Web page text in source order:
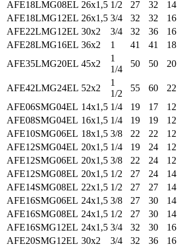
AFE18LMG08EL 26x1,5 1/2 27 32 14
AFE18LMG12EL 26x1,5 3/4 32 32 16
AFE22LMG12EL 30x2 3/4 32 36 16
AFE28LMG16EL 36x2 1 41 41 18
AFE35LMG20EL 45x2
1
1/4
50 50 20
AFE42LMG24EL 52x2
1
1/2
55 60 22
AFE06SMG04EL 14x1,5 1/4 19 17 12
AFE08SMG04EL 16x1,5 1/4 19 19 12
AFE10SMG06EL 18x1,5 3/8 22 22 12
AFE12SMG04EL 20x1,5 1/4 19 24 12
AFE12SMG06EL 20x1,5 3/8 22 24 12
AFE12SMG08EL 20x1,5 1/2 27 24 14
AFE14SMG08EL 22x1,5 1/2 27 27 14
AFE16SMG06EL 24x1,5 3/8 27 30 14
AFE16SMG08EL 24x1,5 1/2 27 30 14
AFE16SMG12EL 24x1,5 3/4 32 30 16
AFE20SMG12EL 30x2 3/4 32 36 16